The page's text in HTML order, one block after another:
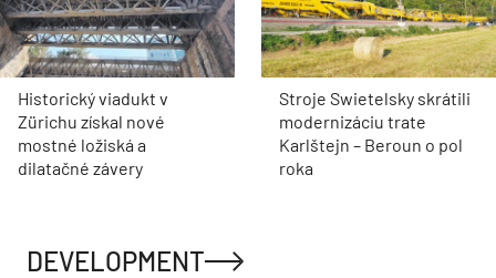
Historický viadukt v
Zürichu získal nové
mostné ložiská a
dilatačné závery
Stroje Swietelsky skrátili
modernizáciu trate
Karlštejn – Beroun o pol
roka
DEVELOPMENT